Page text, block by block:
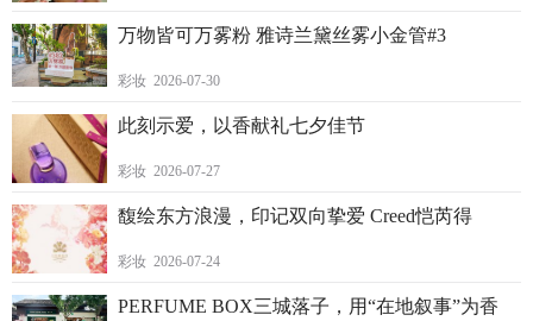
万物皆可万雾粉 雅诗兰黛丝雾小金管#3
彩妆 2026-07-30
此刻示爱，以香献礼七夕佳节
彩妆 2026-07-27
馥绘东方浪漫，印记双向挚爱 Creed恺芮得
彩妆 2026-07-24
PERFUME BOX三城落子，用“在地叙事”为香